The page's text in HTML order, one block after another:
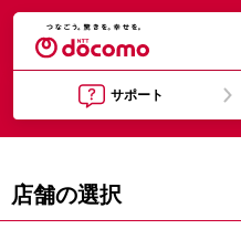
サポート
店舗の選択